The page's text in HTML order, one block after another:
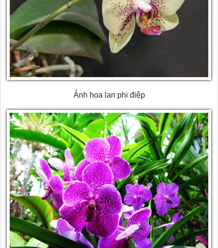
Ảnh hoa lan phi điệp